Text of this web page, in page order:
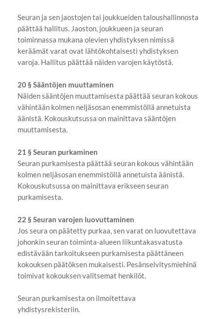
Seuran ja sen jaostojen tai joukkueiden taloushallinnosta
päättää hallitus. Jaoston, joukkueen ja seuran
toiminnassa mukana olevien yhdistyksen nimissä
keräämät varat ovat lähtökohtaisesti yhdistyksen
varoja. Hallitus päättää näiden varojen käytöstä.
20 § Sääntöjen muuttaminen
Näiden sääntöjen muuttamisesta päättää seuran kokous
vähintään kolmen neljäsosan enemmistöllä annetuista
äänistä. Kokouskutsussa on mainittava sääntöjen
muuttamisesta.
21 § Seuran purkaminen
Seuran purkamisesta päättää seuran kokous vähintään
kolmen neljäsosan enemmistöllä annetuista äänistä.
Kokouskutsussa on mainittava erikseen seuran
purkamisesta.
22 § Seuran varojen luovuttaminen
Jos seura on päätetty purkaa, sen varat on luovutettava
johonkin seuran toiminta-alueen liikuntakasvatusta
edistävään tarkoitukseen purkamisesta päättäneen
kokouksen päätöksen mukaisesti. Pesänselvitysmiehinä
toimivat kokouksen valitsemat henkilöt.
Seuran purkamisesta on ilmoitettava
yhdistysrekisteriin.